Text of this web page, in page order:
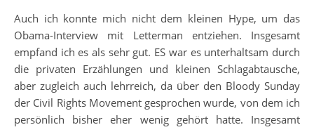
Auch ich konnte mich nicht dem kleinen Hype, um das
Obama-Interview mit Letterman entziehen. Insgesamt
empfand ich es als sehr gut. ES war es unterhaltsam durch
die privaten Erzählungen und kleinen Schlagabtausche,
aber zugleich auch lehrreich, da über den Bloody Sunday
der Civil Rights Movement gesprochen wurde, von dem ich
persönlich bisher eher wenig gehört hatte. Insgesamt